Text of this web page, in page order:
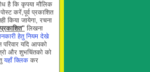
है कि कृपया मौलिक
करें,पूर्व प्रकाशित
किया जायेगा, रचना
लिखना
हेतु नियम देखे
यदि आपको
और शुभचिंतको को
यहाँ क्लिक कर